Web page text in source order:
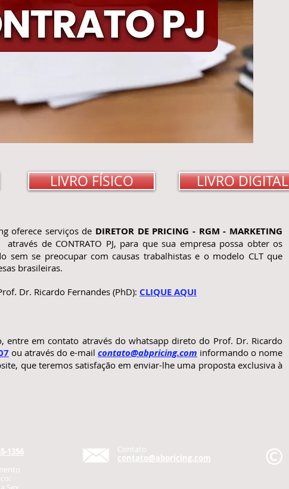
LIVRO FÍSICO LIVRO DIGITAL
oferece serviços de DIRETOR DE PRICING - RGM - MARKETING
através de CONTRATO PJ, para que sua empresa possa obter os
sem se preocupar com causas trabalhistas e o modelo CLT que
brasileiras.
Dr. Ricardo Fernandes (PhD): CLIQUE AQUI
entre em contato através do whatsapp direto do Prof. Dr. Ricardo
ou através do e-mail contato@abpricing.com informando o nome
que teremos satisfação em enviar-lhe uma proposta exclusiva à
1356
Contato
contato@abpricing.com